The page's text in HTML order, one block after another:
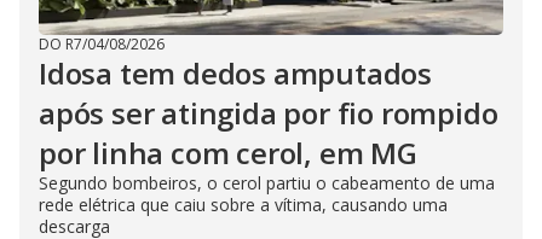
DO R7/04/08/2026
Idosa tem dedos amputados
após ser atingida por fio rompido
por linha com cerol, em MG
Segundo bombeiros, o cerol partiu o cabeamento de uma
rede elétrica que caiu sobre a vítima, causando uma
descarga